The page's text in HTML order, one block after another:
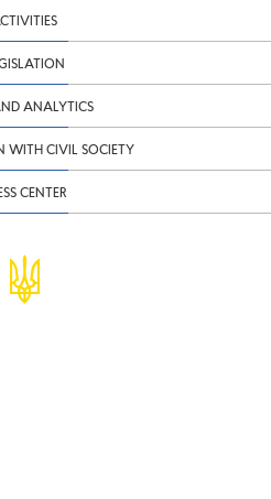
ANALYTICS
WITH CIVIL SOCIETY
CENTER